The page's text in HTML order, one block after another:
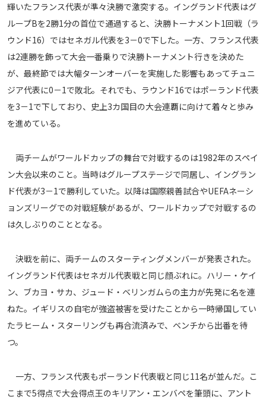
TV
メディアアライアンス
運営会社
ご利用にあたって
お問い合わせ
輝いたフランス代表が準々決勝で激突する。イングランド代表はグ
ループBを2勝1分の首位で通過すると、決勝トーナメント1回戦（ラ
ウンド16）ではセネガル代表を3－0で下した。一方、フランス代表
は2連勝を飾って大会一番乗りで決勝トーナメント行きを決めた
が、最終節では大幅ターンオーバーを実施した影響もあってチュニ
ジア代表に0－1で敗北。それでも、ラウンド16ではポーランド代表
を3－1で下しており、史上3カ国目の大会連覇に向けて着々と歩み
を進めている。
両チームがワールドカップの舞台で対戦するのは1982年のスペイ
ン大会以来のこと。当時はグループステージで同居し、イングラン
ド代表が3－1で勝利していた。以降は国際親善試合やUEFAネーシ
ョンズリーグでの対戦経験があるが、ワールドカップで対戦するの
は久しぶりのこととなる。
決戦を前に、両チームのスターティングメンバーが発表された。
イングランド代表はセネガル代表戦と同じ顔ぶれに。ハリー・ケイ
ン、ブカヨ・サカ、ジュード・ベリンガムらの主力が先発に名を連
ねた。イギリスの自宅が強盗被害を受けたことから一時帰国してい
たラヒーム・スターリングも再合流済みで、ベンチから出番を待
つ。
一方、フランス代表もポーランド代表戦と同じ11名が並んだ。こ
こまで5得点で大会得点王のキリアン・エンバペを筆頭に、アント